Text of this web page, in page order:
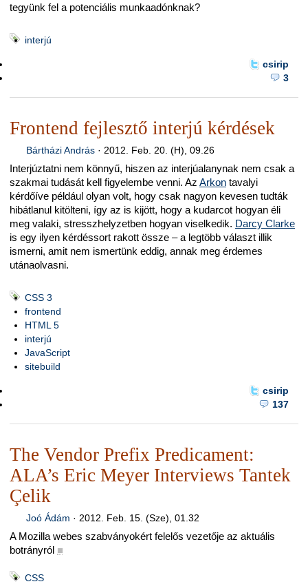
tegyünk fel a potenciális munkaadónknak?
interjú
csirip
3
Frontend fejlesztő interjú kérdések
Bártházi András· 2012. Feb. 20. (H), 09.26
Interjúztatni nem könnyű, hiszen az interjúalanynak nem csak a
szakmai tudását kell figyelembe venni. Az Arkon tavalyi
kérdőíve például olyan volt, hogy csak nagyon kevesen tudták
hibátlanul kitölteni, így az is kijött, hogy a kudarcot hogyan éli
meg valaki, stresszhelyzetben hogyan viselkedik. Darcy Clarke
is egy ilyen kérdéssort rakott össze – a legtöbb választ illik
ismerni, amit nem ismertünk eddig, annak meg érdemes
utánaolvasni.
CSS 3
frontend
HTML 5
interjú
JavaScript
sitebuild
csirip
137
The Vendor Prefix Predicament:
ALA’s Eric Meyer Interviews Tantek
Çelik
Joó Ádám · 2012. Feb. 15. (Sze), 01.32
A Mozilla webes szabványokért felelős vezetője az aktuális
botrányról ■
CSS